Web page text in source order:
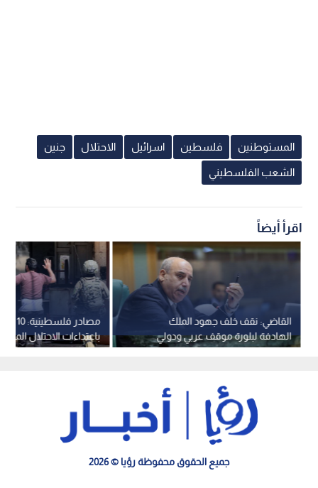
المستوطنين فلسطين اسرائيل الاحتلال جنين
الشعب الفلسطيني
اقرأ أيضاً
مصادر
باعتداءات الاحتلال
مخيم قلنديا
القاضي: نقف خلف جهود الملك
الهادفة لبلورة موقف عربي ودولي
يوقف انتهاكات الاحتلال
جميع الحقوق محفوظة رؤيا © 2026